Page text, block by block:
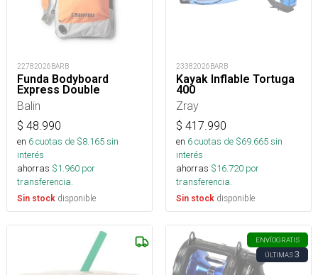
22782026BARB
Funda Bodyboard
Express Double
Balin
$ 48.990
en 6cuotas de $8.165sin
interés
ahorras $1.960 por
transferencia.
Sin stock disponible
23382026BARB
Kayak Inflable Tortuga
400
Zray
$ 417.990
en 6cuotas de $69.665sin
interés
ahorras $16.720 por
transferencia.
Sin stock disponible
ENVÍOGRATIS
ÚLTIMAS3